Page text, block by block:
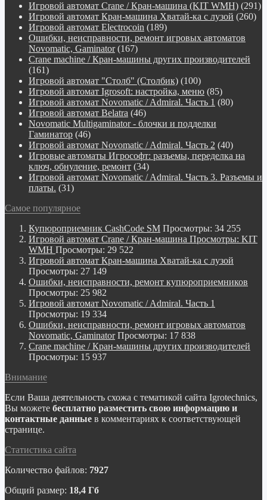
Игровой автомат Crane / Кран-машина (KIT WMH) (291)
Игровой автомат Кран-машина Хватай-ка с лузой (260)
Игровой автомат Electrocoin (189)
Ошибки, неисправности, ремонт игровых автоматов
Novomatic, Gaminator(167)
Crane machine / Кран-машины других производителей
(161)
Игровой автомат "Столб" (Столбик) (100)
Игровой автомат Igrosoft: настройка, меню (85)
Игровой автомат Novomatic / Admiral. Часть 1 (80)
Игровой автомат Belatra (46)
Novomatiс Multigaminator - блочки и подделки
Гаминатор (46)
Игровой автомат Novomatic / Admiral. Часть 2 (40)
Игровые автоматы Игрософт: разъемы, переделка на
ключ, обнуление, ремонт (34)
Игровой автомат Novomatic / Admiral. Часть 3. Разъемы и
платы. (31)
Самое популярное
Купюроприемник CashCode SM Просмотры: 34 255
Игровой автомат Crane / Кран-машина Просмотры: KIT
WMH Просмотры: 29 522
Игровой автомат Кран-машина Хватай-ка с лузой
Просмотры: 27 149
Ошибки, неисправности, ремонт купюроприемников
Просмотры: 25 982
Игровой автомат Novomatic / Admiral. Часть 1
Просмотры: 19 334
Ошибки, неисправности, ремонт игровых автоматов
Novomatic, Gaminator Просмотры: 17 838
Crane machine / Кран-машины других производителей
Просмотры: 15 937
Внимание
Если Ваша деятельность схожа с тематикой сайта Igrotechnics,
Вы можете бесплатно разместить свою информацию и
контактные данные в комментариях к соответствующей
странице.
Статистика сайта
Количество файлов: 7927
Общий размер: 18,4 Гб